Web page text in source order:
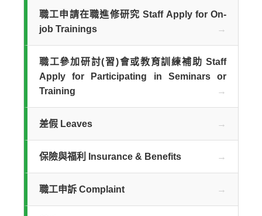
職工申請在職進修研究 Staff Apply for On-
job Trainings
職工參加研討(習)會或教育訓練補助 Staff
Apply for Participating in Seminars or
Training
差假 Leaves
保險與福利 Insurance & Benefits
職工申訴 Complaint